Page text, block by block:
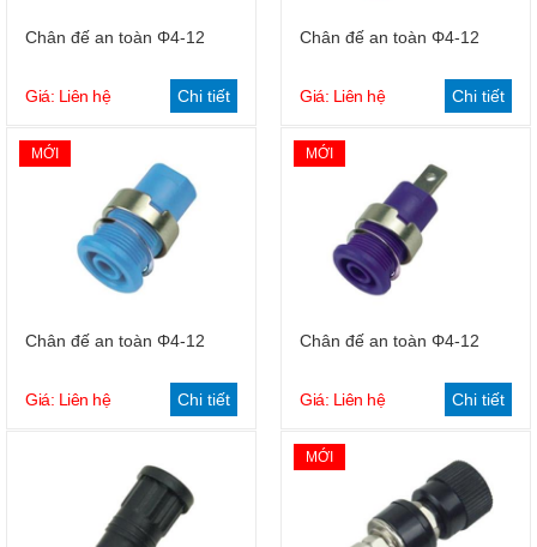
Chân đế an toàn Φ4-12
Giá: Liên hệ Chi tiết
Chân đế an toàn Φ4-12
Giá: Liên hệ Chi tiết
MỚI
Chân đế an toàn Φ4-12
Giá: Liên hệ Chi tiết
MỚI
Chân đế an toàn Φ4-12
Giá: Liên hệ Chi tiết
MỚI